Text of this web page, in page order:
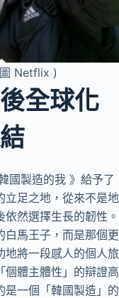
Netflix )
全球化
國製造的我 》給予了
立足之地，從來不是地
然選擇生長的韌性。
白馬王子，而是那個更
地將一段感人的個人旅
個體主體性」的辯證高
是一個「韓國製造」的